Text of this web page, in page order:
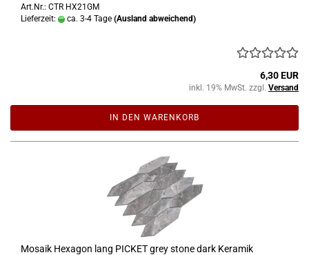
Art.Nr.: CTR HX21GM
Lieferzeit:
ca. 3-4 Tage (Ausland abweichend)
6,30 EUR
inkl. 19% MwSt. zzgl. Versand
IN DEN WARENKORB
Mosaik Hexagon lang PICKET grey stone dark Keramik